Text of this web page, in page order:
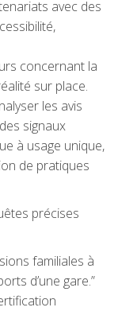
avec des
concernant la
sur place.
les avis
signaux
à usage unique,
de pratiques
précises
familiales à
d’une gare.”